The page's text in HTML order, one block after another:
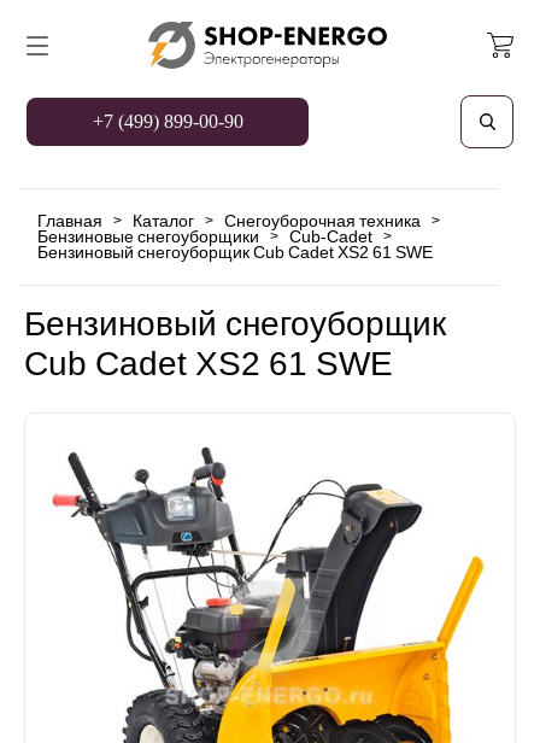
+7 (499) 899-00-90
Главная > Каталог > Снегоуборочная техника >
Бензиновые снегоуборщики > Cub-Cadet >
Бензиновый снегоуборщик Cub Cadet XS2 61 SWE
Бензиновый снегоуборщик
Cub Cadet XS2 61 SWE